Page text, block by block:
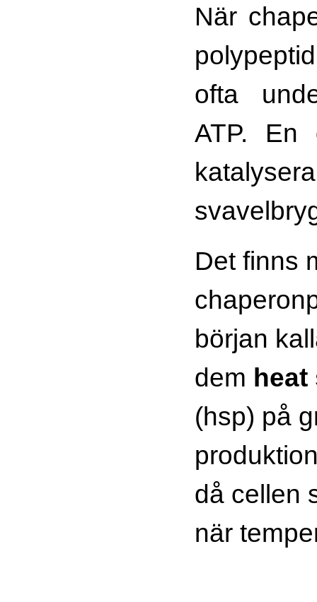
När
ofta
ATP. En
Det finns
början
dem
(hsp) på
då cellen
när